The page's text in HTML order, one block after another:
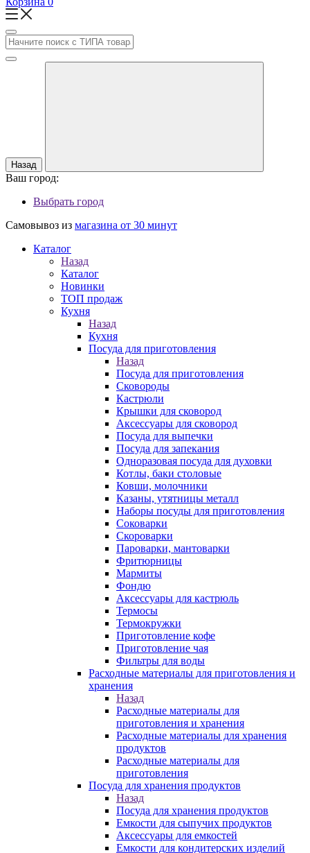
Назад
Ваш город:
Выбрать город
Самовывоз из магазина от 30 минут
Каталог
Назад
Каталог
Новинки
ТОП продаж
Кухня
Назад
Кухня
Посуда для приготовления
Назад
Посуда для приготовления
Сковороды
Кастрюли
Крышки для сковород
Аксессуары для сковород
Посуда для выпечки
Посуда для запекания
Одноразовая посуда для духовки
Котлы, баки столовые
Ковши, молочники
Казаны, утятницы металл
Наборы посуды для приготовления
Соковарки
Скороварки
Пароварки, мантоварки
Фритюрницы
Мармиты
Фондю
Аксессуары для кастрюль
Термосы
Термокружки
Приготовление кофе
Приготовление чая
Фильтры для воды
Расходные материалы для приготовления и
хранения
Назад
Расходные материалы для
приготовления и хранения
Расходные материалы для хранения
продуктов
Расходные материалы для
приготовления
Посуда для хранения продуктов
Назад
Посуда для хранения продуктов
Емкости для сыпучих продуктов
Аксессуары для емкостей
Емкости для кондитерских изделий